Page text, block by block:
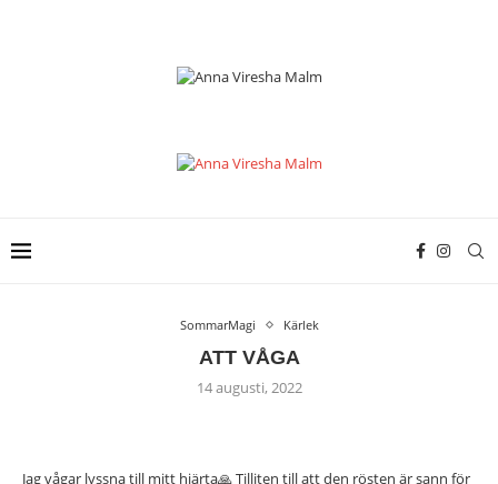
SommarMagi Kärlek
ATT VÅGA
14 augusti, 2022
Jag vågar lyssna till mitt hjärta🙏 Tilliten till att den rösten är sann för